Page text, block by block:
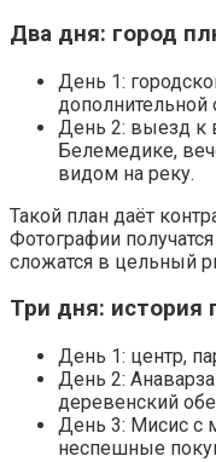
Два дня: город
День 1:
дополнительной
День 2: выезд к
Белемедике,
видом на реку.
Такой план даёт
Фотографии
сложатся в цельный
Три дня: история
День 1: центр,
День 2:
деревенский
День 3: Мисис с
неспешные